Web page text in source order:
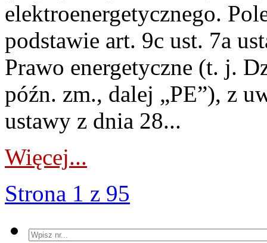
elektroenergetycznego.
podstawie art. 9c ust. 7a
Prawo energetyczne (t. j.
późn. zm., dalej „PE”), z
ustawy z dnia 28...
Więcej...
Strona 1 z 95